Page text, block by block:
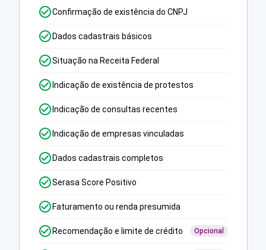
Confirmação de existência do CNPJ
Dados cadastrais básicos
Situação na Receita Federal
Indicação de existência de protestos
Indicação de consultas recentes
Indicação de empresas vinculadas
Dados cadastrais completos
Serasa Score Positivo
Faturamento ou renda presumida
Recomendação e limite de crédito Opcional